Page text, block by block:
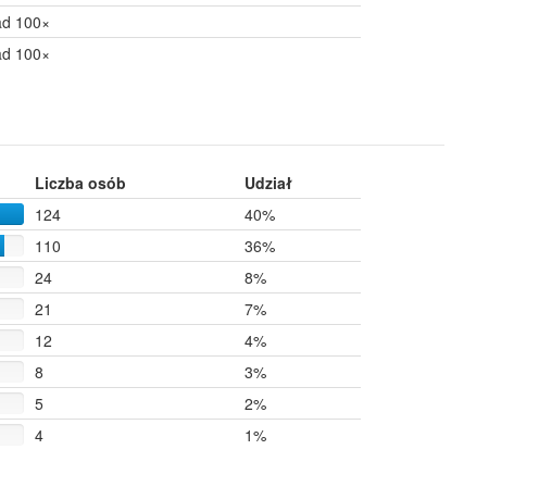
100×
100×
Liczba osób
Udział
124
40%
110
36%
24
8%
21
7%
12
4%
8
3%
5
2%
4 1%